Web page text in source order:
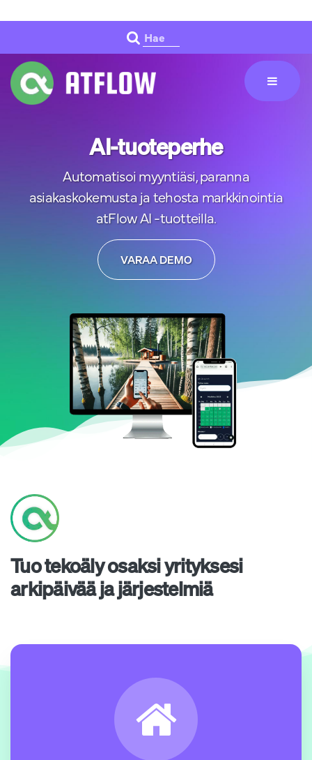
Hae
AI-tuoteperhe
Automatisoi myyntiäsi, paranna
asiakaskokemusta ja tehosta markkinointia
atFlow AI -tuotteilla.
VARAA DEMO
Tuo tekoäly osaksi yrityksesi
arkipäivää ja järjestelmiä